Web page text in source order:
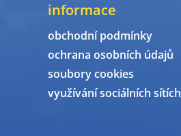
informace
obchodní podmínky
ochrana osobních údajů
soubory cookies
využívání sociálních sítích